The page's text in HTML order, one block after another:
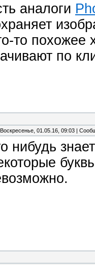
аналоги
то похожее
по
01.05.16, 09:03 |
нибудь